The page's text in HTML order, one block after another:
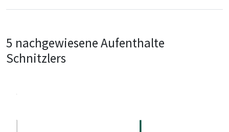
5 nachgewiesene Aufenthalte
Schnitzlers